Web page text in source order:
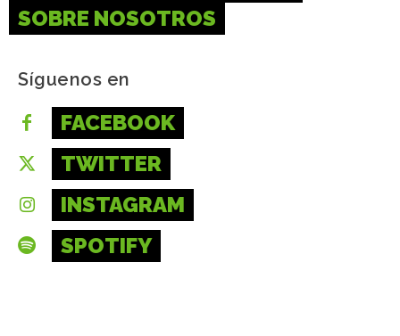
SOBRE NOSOTROS
Síguenos en
FACEBOOK
TWITTER
INSTAGRAM
SPOTIFY